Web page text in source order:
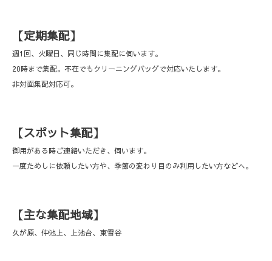
【定期集配】
週1回、火曜日、同じ時間に集配に伺います。
20時まで集配。不在でもクリーニングバッグで対応いたします。
非対面集配対応可。
【スポット集配】
御用がある時ご連絡いただき、伺います。
一度ためしに依頼したい方や、季節の変わり目のみ利用したい方などへ。
【主な集配地域】
久が原、仲池上、上池台、東雪谷